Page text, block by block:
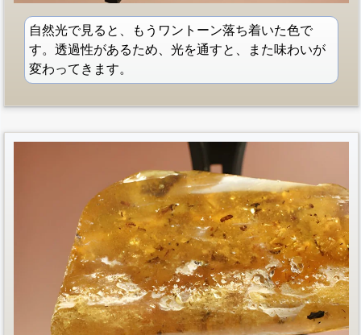
自然光で見ると、もうワントーン落ち着いた色で
す。透過性があるため、光を通すと、また味わいが
変わってきます。